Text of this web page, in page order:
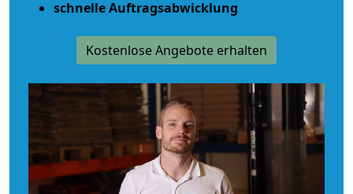
schnelle Auftragsabwicklung
Kostenlose Angebote erhalten